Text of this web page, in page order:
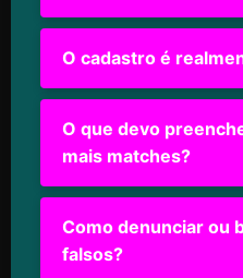
O cadastro é
O que devo
mais matches?
Como denunciar ou
falsos?